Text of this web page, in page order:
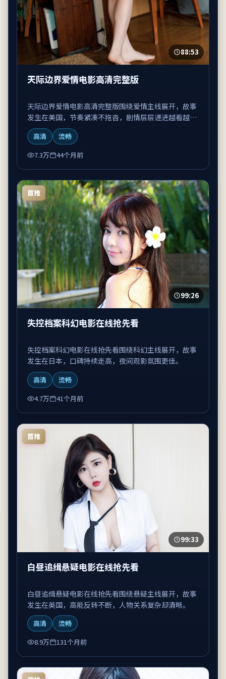
88:53
天际边界爱情电影高清完整版
天际边界爱情电影高清完整版围绕爱情主线展开，故事
发生在美国，节奏紧凑不拖沓，剧情层层递进越看越上
头。
高清
流畅
7.3万
44个月前
首推
99:26
失控档案科幻电影在线抢先看
失控档案科幻电影在线抢先看围绕科幻主线展开，故事
发生在日本，口碑持续走高，夜间观影氛围更佳。
高清
流畅
4.7万
41个月前
首推
99:33
白昼追缉悬疑电影在线抢先看
白昼追缉悬疑电影在线抢先看围绕悬疑主线展开，故事
发生在英国，高能反转不断，人物关系复杂却清晰。
高清
流畅
8.9万
131个月前